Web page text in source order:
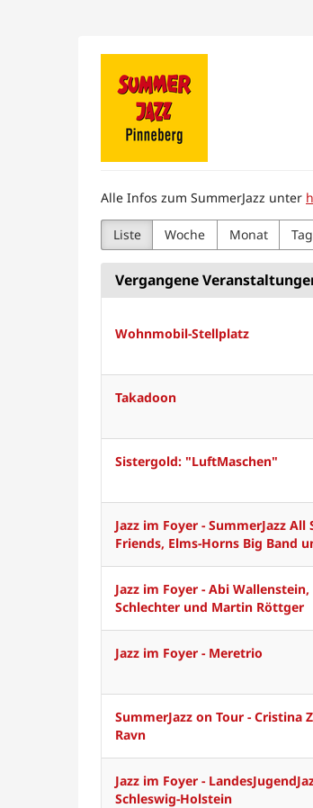
Förderverein
SummerJazz
Pinneberg
e.
V.
Alle Infos zum SummerJazz unter
Liste Woche Monat Tag
Vergangene
Wohnmobil-Stellplatz
Takadoon
Sistergold: "LuftMaschen"
Jazz im Foyer - SummerJazz All
Friends, Elms-Horns Big Band
Jazz im Foyer - Abi
Schlechter und Martin Röttger
Jazz im Foyer - Meretrio
SummerJazz on Tour - Cristina
Ravn
Jazz im Foyer -
Schleswig-Holstein